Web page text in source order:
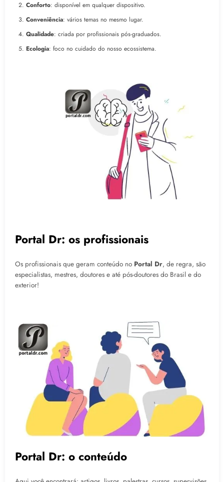
Conforto: disponível em qualquer dispositivo.
Conveniência: vários temas no mesmo lugar.
Qualidade: criada por profissionais pós-graduados.
Ecologia: foco no cuidado do nosso ecossistema.
Portal Dr: os profissionais
Os profissionais que geram conteúdo no Portal Dr, de regra, são
especialistas, mestres, doutores e até pós-doutores do Brasil e do
exterior!
Portal Dr: o conteúdo